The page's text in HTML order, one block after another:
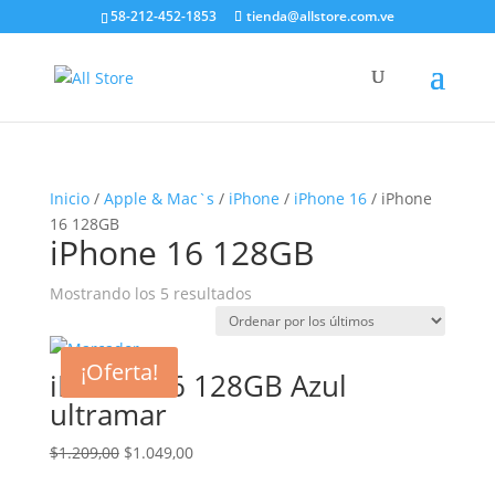
58-212-452-1853 tienda@allstore.com.ve
Inicio/ Apple & Mac`s / iPhone / iPhone 16/ iPhone
16 128GB
iPhone 16 128GB
Mostrando los 5 resultadosOrdenado
por
¡Oferta!
iPhone 16 128GB Azul
ultramar
$1.209,00 El
$1.049,00El